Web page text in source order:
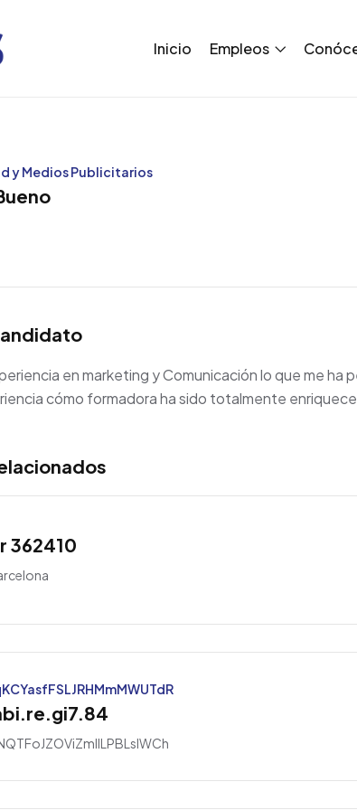
Inicio Empleos
y Medios Publicitarios
en marketing y Comunicación lo que me
cómo formadora ha sido totalmente
362410